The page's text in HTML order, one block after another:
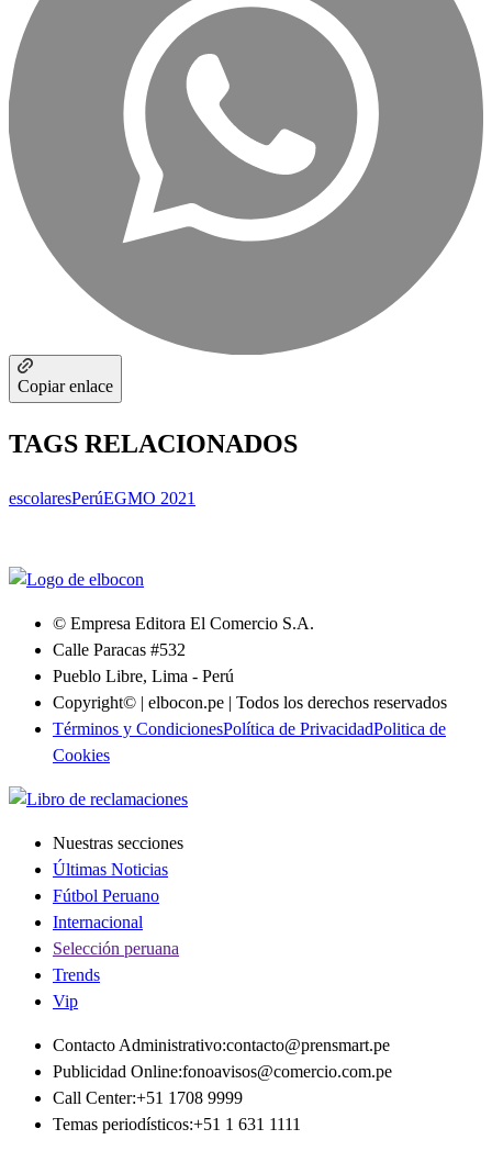
Copiar enlace
TAGS RELACIONADOS
escolaresPerúEGMO 2021
© Empresa Editora El Comercio S.A.
Calle Paracas #532
Pueblo Libre, Lima - Perú
Copyright© | elbocon.pe | Todos los derechos reservados
Términos y CondicionesPolítica de PrivacidadPolitica de
Cookies
Nuestras secciones
Últimas Noticias
Fútbol Peruano
Internacional
Selección peruana
Trends
Vip
Contacto Administrativo:contacto@prensmart.pe
Publicidad Online:fonoavisos@comercio.com.pe
Call Center:+51 1708 9999
Temas periodísticos:+51 1 631 1111